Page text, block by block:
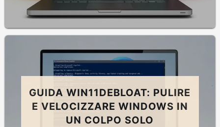
GUIDA WIN11DEBLOAT: PULIRE
E VELOCIZZARE WINDOWS IN
UN COLPO SOLO